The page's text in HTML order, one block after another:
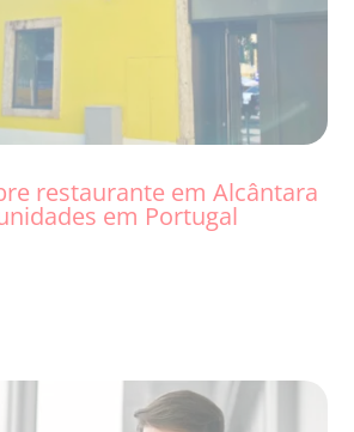
restaurante em Alcântara
em Portugal